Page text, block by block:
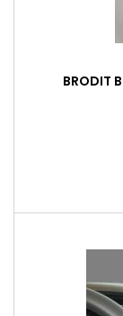
BRODIT